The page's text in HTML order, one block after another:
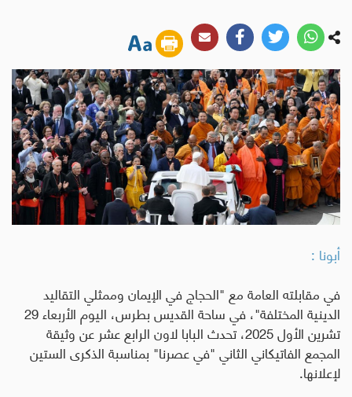
أبونا :
في مقابلته العامة مع "الحجاج في الإيمان وممثلي التقاليد
الدينية المختلفة"، في ساحة القديس بطرس، اليوم الأربعاء 29
تشرين الأول 2025، تحدث البابا لاون الرابع عشر عن وثيقة
المجمع الفاتيكاني الثاني "في عصرنا" بمناسبة الذكرى الستين
لإعلانها.